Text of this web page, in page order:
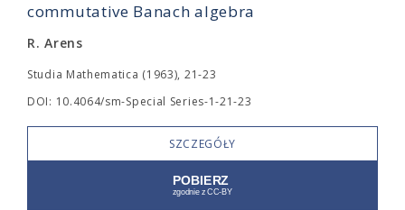
commutative Banach algebra
R. Arens
Studia Mathematica (1963), 21-23
DOI: 10.4064/sm-Special Series-1-21-23
SZCZEGÓŁY